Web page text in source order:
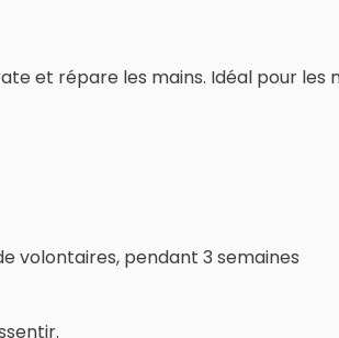
et répare les mains. Idéal pour
volontaires, pendant 3 semaines